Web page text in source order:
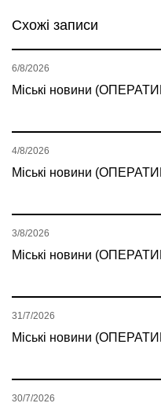
Схожі записи
Міські новини
6/8/2026
Міські новини
4/8/2026
Міські новини
3/8/2026
Міські новини
31/7/2026
30/7/2026